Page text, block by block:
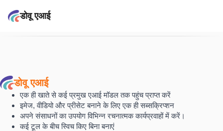
डोवू एआई
डोवू एआई
एक ही खाते से कई प्रमुख एआई मॉडल तक पहुंच प्राप्त करें
इमेज, वीडियो और प्रीसेट बनाने के लिए एक ही सब्सक्रिप्शन
अपने संसाधनों का उपयोग विभिन्न रचनात्मक कार्यप्रवाहों में करें।
कई टूल के बीच स्विच किए बिना बनाएं